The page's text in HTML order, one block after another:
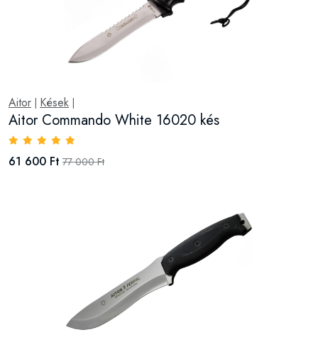
Aitor | Kések |
Aitor Commando White 16020 kés
61 600 Ft 77 000 Ft